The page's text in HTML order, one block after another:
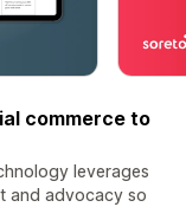
commerce to
leverages
and advocacy so